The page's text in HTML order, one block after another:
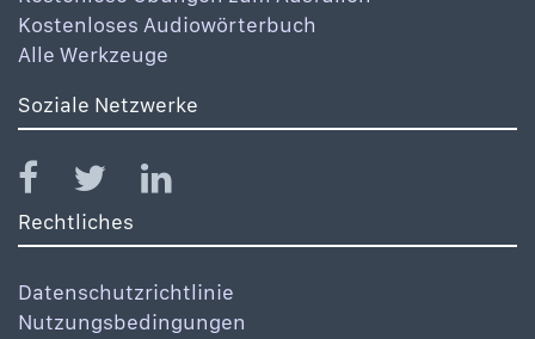
Kostenloses Audiowörterbuch
Alle Werkzeuge
Soziale Netzwerke
Rechtliches
Datenschutzrichtlinie
Nutzungsbedingungen